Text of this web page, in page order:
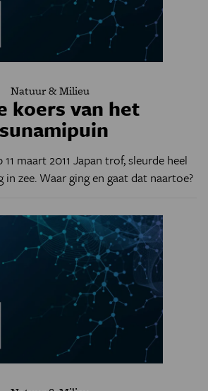
Natuur & Milieu
koers van het
maart 2011 Japan trof, sleurde heel
zee. Waar ging en gaat dat naartoe?